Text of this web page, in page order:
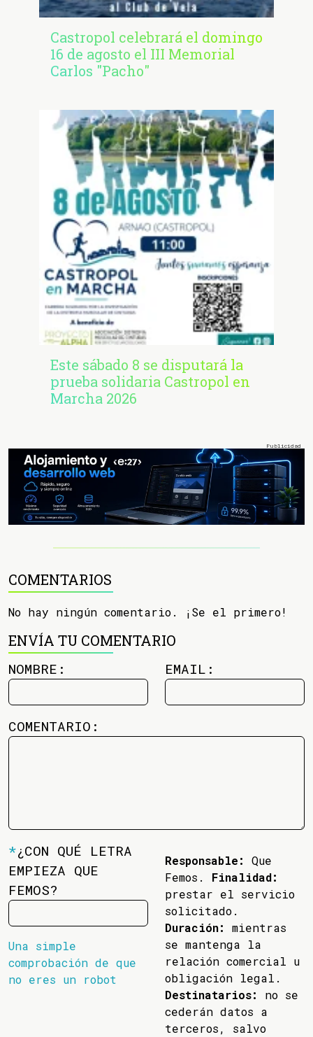
Castropol celebrará el domingo
16 de agosto el III Memorial
Carlos "Pacho"
Este sábado 8 se disputará la
prueba solidaria Castropol en
Marcha 2026
COMENTARIOS
No hay ningún comentario. ¡Se el primero!
ENVÍA TU COMENTARIO
NOMBRE: EMAIL:
COMENTARIO:
*¿CON QUÉ LETRA
EMPIEZA QUE
FEMOS?
Una simple
comprobación de que
no eres un robot
Responsable:
Que
Femos. Finalidad:
prestar el servicio
solicitado.
Duración:
mientras
se mantenga la
relación comercial u
obligación legal.
Destinatarios:
no se
cederán datos a
terceros, salvo